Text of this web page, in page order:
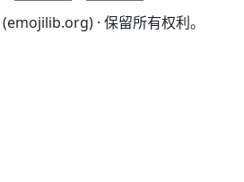
(emojilib.org) · 保留所有权利。